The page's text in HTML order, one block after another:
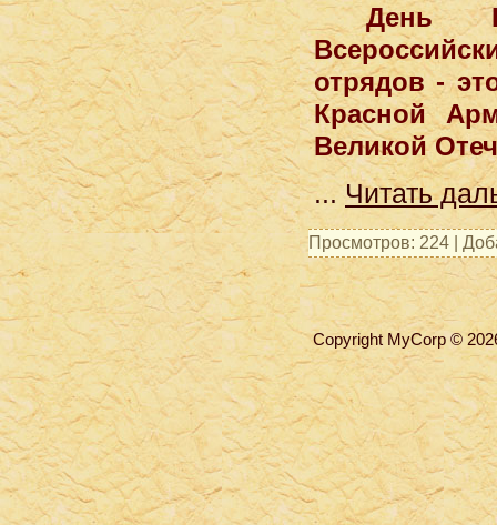
День
отрядов -
Красной
Великой
...Читать
Просмотров: 224 |
Copyright MyCorp ©